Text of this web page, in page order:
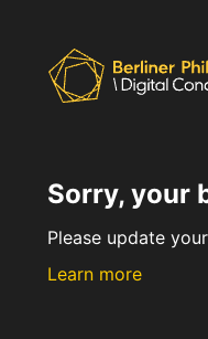
Sorry, your
Please update
Learn more